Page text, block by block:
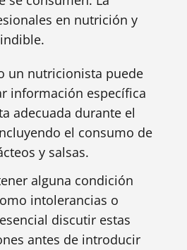
en nutrición y
un nutricionista puede
información específica
adecuada durante el
el consumo de
y salsas.
alguna condición
intolerancias o
discutir estas
antes de introducir